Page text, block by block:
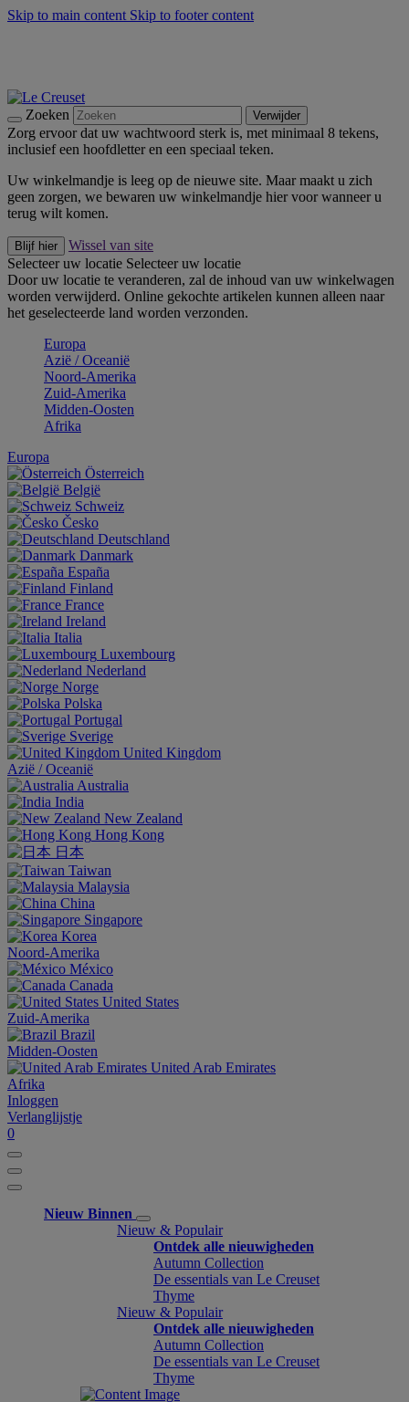
Skip to main content Skip to footer content
Zoeken Verwijder
Zorg ervoor dat uw wachtwoord sterk is, met minimaal 8 tekens,
inclusief een hoofdletter en een speciaal teken.
Uw winkelmandje is leeg op de nieuwe site. Maar maakt u zich
geen zorgen, we bewaren uw winkelmandje hier voor wanneer u
terug wilt komen.
Blijf hier
Wissel van site
Selecteer uw locatie Selecteer uw locatie
Door uw locatie te veranderen, zal de inhoud van uw winkelwagen
worden verwijderd. Online gekochte artikelen kunnen alleen naar
het geselecteerde land worden verzonden.
Europa
Aziё / Oceaniё
Noord-Amerika
Zuid-Amerika
Midden-Oosten
Afrika
Europa
Österreich
België
Schweiz
Česko
Deutschland
Danmark
España
Finland
France
Ireland
Italia
Luxembourg
Nederland
Norge
Polska
Portugal
Sverige
United Kingdom
Aziё / Oceaniё
Australia
India
New Zealand
Hong Kong
日本
Taiwan
Malaysia
China
Singapore
Korea
Noord-Amerika
México
Canada
United States
Zuid-Amerika
Brazil
Midden-Oosten
United Arab Emirates
Afrika
Inloggen
Verlanglijstje
0
Nieuw Binnen
Nieuw & Populair
Ontdek alle nieuwigheden
Autumn Collection
De essentials van Le Creuset
Thyme
Nieuw & Populair
Ontdek alle nieuwigheden
Autumn Collection
De essentials van Le Creuset
Thyme